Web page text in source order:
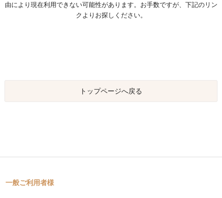
由により現在利用できない可能性があります。お手数ですが、下記のリン
クよりお探しください。
トップページへ戻る
一般ご利用者様